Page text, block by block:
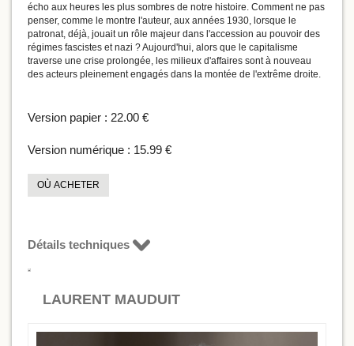
écho aux heures les plus sombres de notre histoire. Comment ne pas
penser, comme le montre l'auteur, aux années 1930, lorsque le
patronat, déjà, jouait un rôle majeur dans l'accession au pouvoir des
régimes fascistes et nazi ? Aujourd'hui, alors que le capitalisme
traverse une crise prolongée, les milieux d'affaires sont à nouveau
des acteurs pleinement engagés dans la montée de l'extrême droite.
Version papier : 22.00 €
Version numérique : 15.99 €
OÙ ACHETER
Détails techniques
LAURENT MAUDUIT